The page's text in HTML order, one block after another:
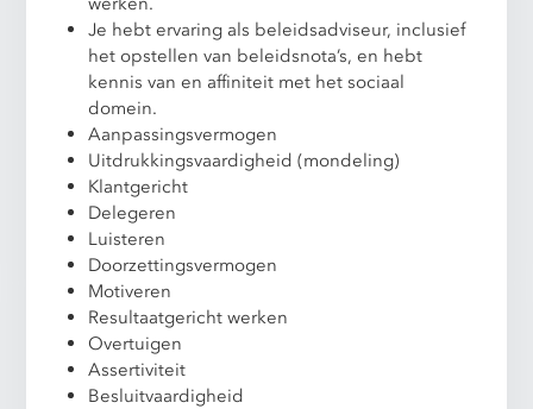
Je hebt ervaring als beleidsadviseur, inclusief
het opstellen van beleidsnota’s, en hebt
kennis van en affiniteit met het sociaal
domein.
Aanpassingsvermogen
Uitdrukkingsvaardigheid (mondeling)
Klantgericht
Delegeren
Luisteren
Doorzettingsvermogen
Motiveren
Resultaatgericht werken
Overtuigen
Assertiviteit
Besluitvaardigheid